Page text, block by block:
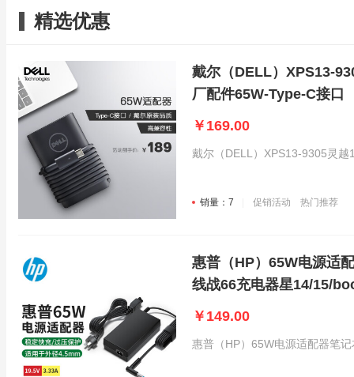
精选优惠
戴尔（DELL）XPS13-
厂配件65W-Type-C接口
￥169.00
戴尔（DELL）XPS13-9305灵
销量：7 促销活动 热门推荐
惠普（HP）65W电源适
线战66充电器星14/15/
￥149.00
惠普（HP）65W电源适配器笔